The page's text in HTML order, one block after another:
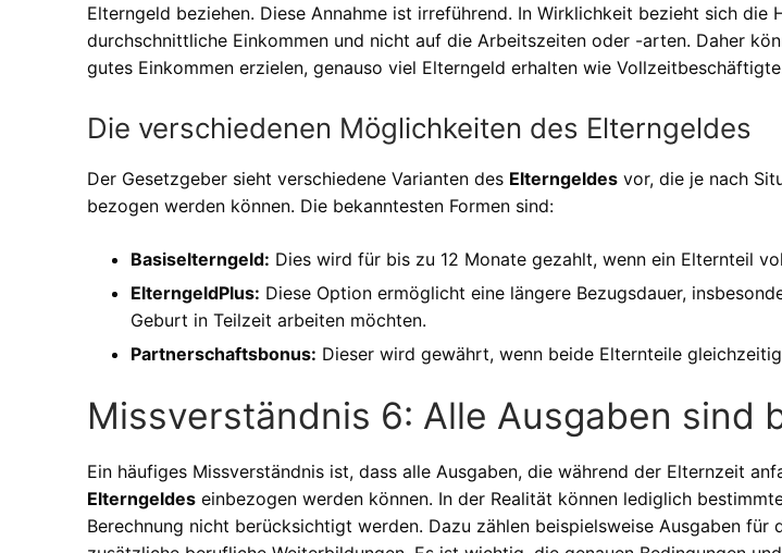
Elterngeld beziehen. Diese Annahme ist irreführend. In Wirklichkeit bezieht sich die
durchschnittliche Einkommen und nicht auf die Arbeitszeiten oder -arten. Daher
gutes Einkommen erzielen, genauso viel Elterngeld erhalten wie
Die verschiedenen Möglichkeiten des Elterngeldes
Der Gesetzgeber sieht verschiedene Varianten des Elterngeldes vor, die je nach
bezogen werden können. Die bekanntesten Formen sind:
Basiselterngeld: Dies wird für bis zu 12 Monate gezahlt, wenn ein Elternteil
ElterngeldPlus: Diese Option ermöglicht eine längere Bezugsdauer,
Geburt in Teilzeit arbeiten möchten.
Partnerschaftsbonus: Dieser wird gewährt, wenn beide Elternteile
Missverständnis 6: Alle Ausgaben sind
Ein häufiges Missverständnis ist, dass alle Ausgaben, die während der Elternzeit
Elterngeldes einbezogen werden können. In der Realität können lediglich
Berechnung nicht berücksichtigt werden. Dazu zählen beispielsweise Ausgaben für